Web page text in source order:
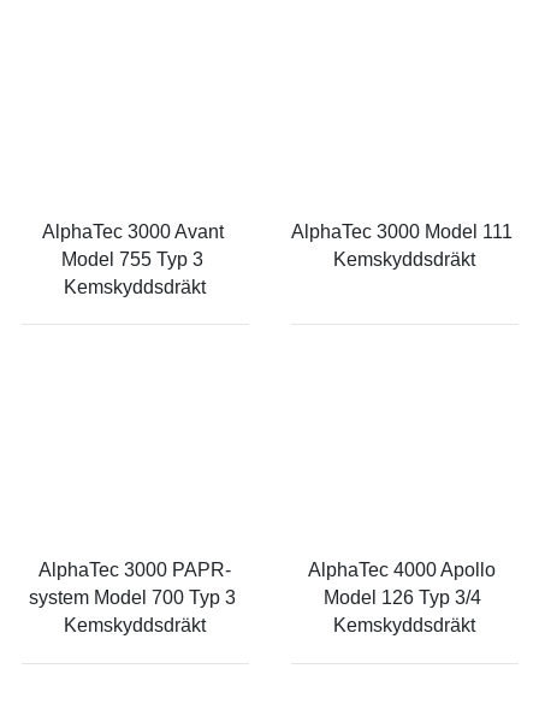
AlphaTec 3000 Avant
Model 755 Typ 3
Kemskyddsdräkt
AlphaTec 3000 Model 111
Kemskyddsdräkt
AlphaTec 3000 PAPR-
system Model 700 Typ 3
Kemskyddsdräkt
AlphaTec 4000 Apollo
Model 126 Typ 3/4
Kemskyddsdräkt